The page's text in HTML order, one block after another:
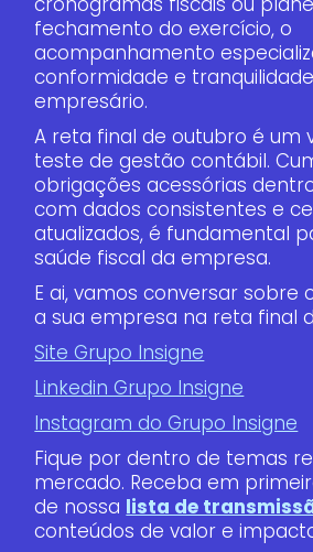
fechamento do exercício, o
acompanhamento
conformidade e
empresário.
A reta final de outubro é um
teste de gestão contábil.
obrigações acessórias
com dados consistentes e
atualizados, é fundamental
saúde fiscal da empresa.
E ai, vamos conversar sobre
a sua empresa na reta final
Site Grupo Insigne
Linkedin Grupo Insigne
Instagram do Grupo Insigne
Fique por dentro de temas
mercado. Receba em
de nossa lista de
conteúdos de valor e